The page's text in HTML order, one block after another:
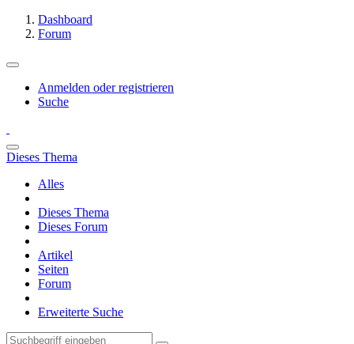
Dashboard
Forum
Anmelden oder registrieren
Suche
Dieses Thema
Alles
Dieses Thema
Dieses Forum
Artikel
Seiten
Forum
Erweiterte Suche